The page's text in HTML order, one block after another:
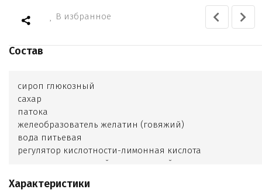
В избранное
Состав
сироп глюкозный
сахар
патока
желеобразователь желатин (говяжий)
вода питьевая
регулятор кислотности-лимонная кислота
концентрированный виноградный сок
киви
Характеристики